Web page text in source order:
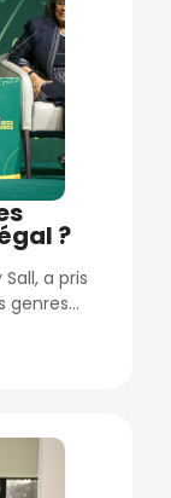
?
a pris
genres…